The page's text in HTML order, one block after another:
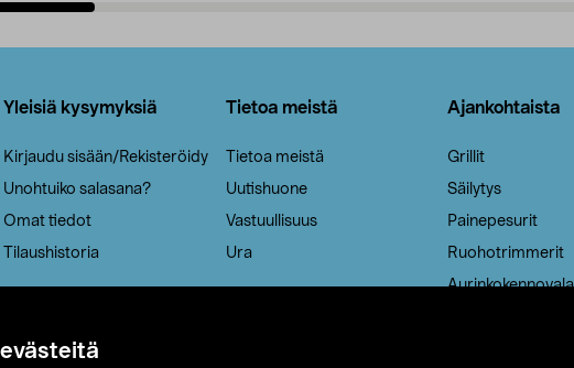
Yleisiä kysymyksiä
Kirjaudu sisään/Rekisteröidy
Unohtuiko salasana?
Omat tiedot
Tilaushistoria
Tietoa meistä
Tietoa meistä
Uutishuone
Vastuullisuus
Ura
Ajankohtaista
Grillit
Säilytys
Painepesurit
Ruohotrimmerit